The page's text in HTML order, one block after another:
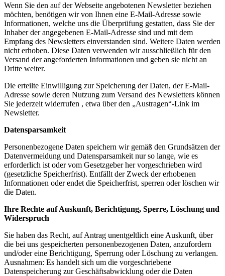
Wenn Sie den auf der Webseite angebotenen Newsletter beziehen
möchten, benötigen wir von Ihnen eine E-Mail-Adresse sowie
Informationen, welche uns die Überprüfung gestatten, dass Sie der
Inhaber der angegebenen E-Mail-Adresse sind und mit dem
Empfang des Newsletters einverstanden sind. Weitere Daten werden
nicht erhoben. Diese Daten verwenden wir ausschließlich für den
Versand der angeforderten Informationen und geben sie nicht an
Dritte weiter.
Die erteilte Einwilligung zur Speicherung der Daten, der E-Mail-
Adresse sowie deren Nutzung zum Versand des Newsletters können
Sie jederzeit widerrufen , etwa über den „Austragen“-Link im
Newsletter.
Datensparsamkeit
Personenbezogene Daten speichern wir gemäß den Grundsätzen der
Datenvermeidung und Datensparsamkeit nur so lange, wie es
erforderlich ist oder vom Gesetzgeber her vorgeschrieben wird
(gesetzliche Speicherfrist). Entfällt der Zweck der erhobenen
Informationen oder endet die Speicherfrist, sperren oder löschen wir
die Daten.
Ihre Rechte auf Auskunft, Berichtigung, Sperre, Löschung und
Widerspruch
Sie haben das Recht, auf Antrag unentgeltlich eine Auskunft, über
die bei uns gespeicherten personenbezogenen Daten, anzufordern
und/oder eine Berichtigung, Sperrung oder Löschung zu verlangen.
Ausnahmen: Es handelt sich um die vorgeschriebene
Datenspeicherung zur Geschäftsabwicklung oder die Daten